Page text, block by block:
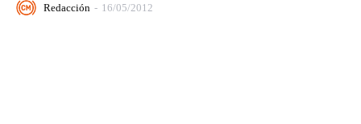
Redacción - 16/05/2012